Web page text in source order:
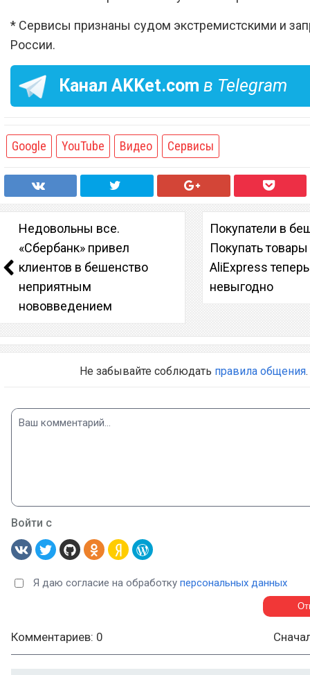
* Сервисы признаны судом экстремистскими и
России.
Канал AKKet.com в Telegram
Google YouTube Видео Сервисы
Недовольны все.
«Сбербанк» привел
клиентов в бешенство
неприятным
нововведением
Покупатели в
Покупать
AliExpress теперь
невыгодно
Не забывайте соблюдать правила общения.
Войти с
Я даю согласие на обработку персональных данных
Комментариев: 0